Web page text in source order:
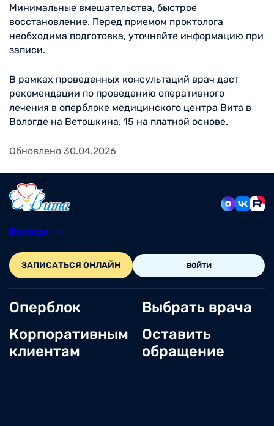
Минимальные вмешательства, быстрое
восстановление. Перед приемом проктолога
необходима подготовка, уточняйте информацию при
записи.
В рамках проведенных консультаций врач даст
рекомендации по проведению оперативного
лечения в оперблоке медицинского центра Вита в
Вологде на Ветошкина, 15 на платной основе.
Обновлено 30.04.2026
Вологда
ЗАПИСАТЬСЯ ОНЛАЙН ВОЙТИ
Оперблок
Корпоративным
клиентам
Выбрать врача
Оставить
обращение